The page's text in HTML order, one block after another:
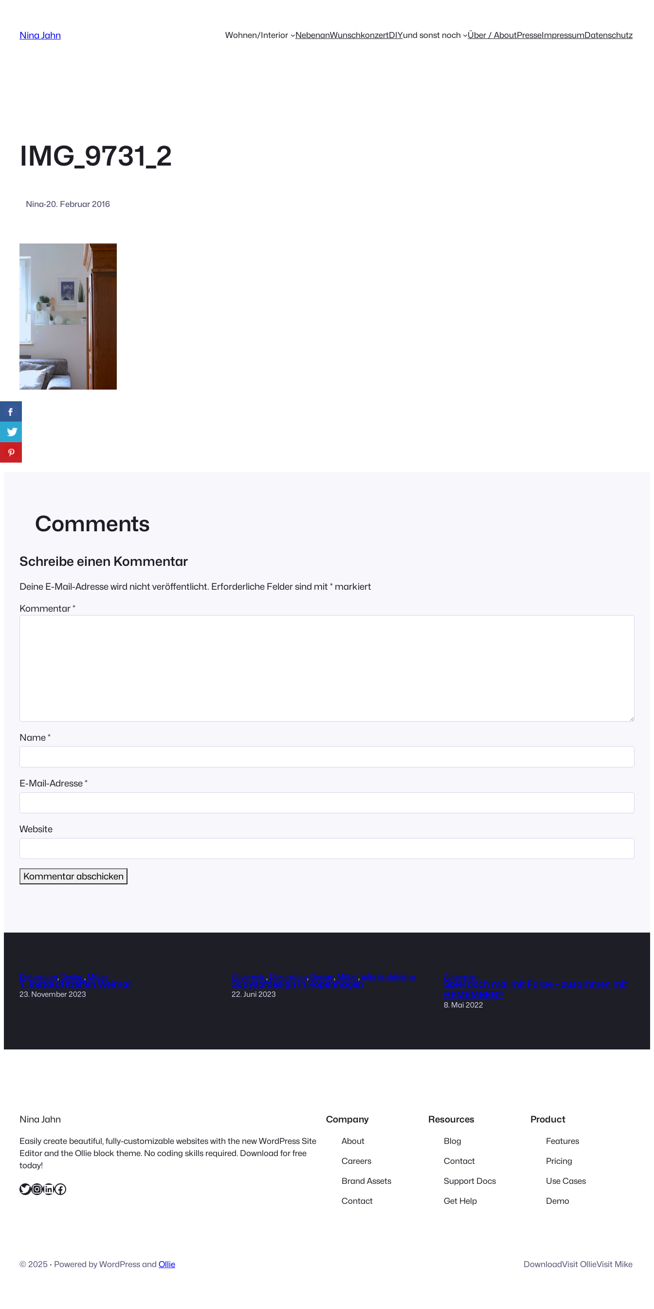
springen
Nina Jahn Wohnen/Interior NebenanWunschkonzertDIYund sonst noch Über / AboutPresseImpressumDatenschutz
IMG_9731_2
Nina·20. Februar 2016
Comments
Schreibe einen Kommentar
Deine E-Mail-Adresse wird nicht veröffentlicht. Erforderliche Felder sind mit * markiert
Kommentar*
Name*
E-Mail-Adresse*
Website
Dekoration, Design, Möbel
7. Insta(dt)treffen Weimar
23. November 2023
Allgemein, Dekoration, Design, Möbel, tolle Architektur
3daysofdesign in Kopenhagen
22. Juni 2023
Allgemein
Spiel doch mal mit Farbe – zusammen mit
REMEMBER®
8. Mai 2022
Nina Jahn
Easily create beautiful, fully-customizable websites with the new WordPress Site
Editor and the Ollie block theme. No coding skills required. Download for free
today!
Twitter InstagramLinkedIn Facebook
Company
About
Careers
Brand Assets
Contact
Resources
Blog
Contact
Support Docs
Get Help
Product
Features
Pricing
Use Cases
Demo
© 2025 · Powered by WordPress and Ollie DownloadVisit OllieVisit Mike